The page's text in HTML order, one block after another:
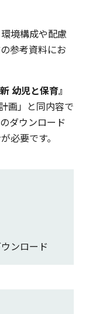
境構成や配慮
参考資料にお
新 幼児と保育』
画」と同内容で
ダウンロード
必要です。
ンロード